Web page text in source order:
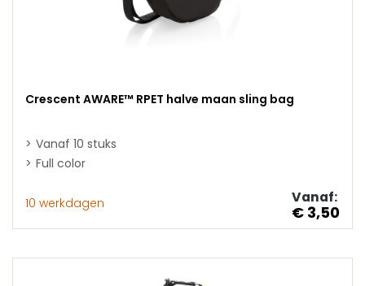
Crescent AWARE™ RPET halve maan sling bag
Vanaf 10 stuks
Full color
10 werkdagen Vanaf:
€ 3,50